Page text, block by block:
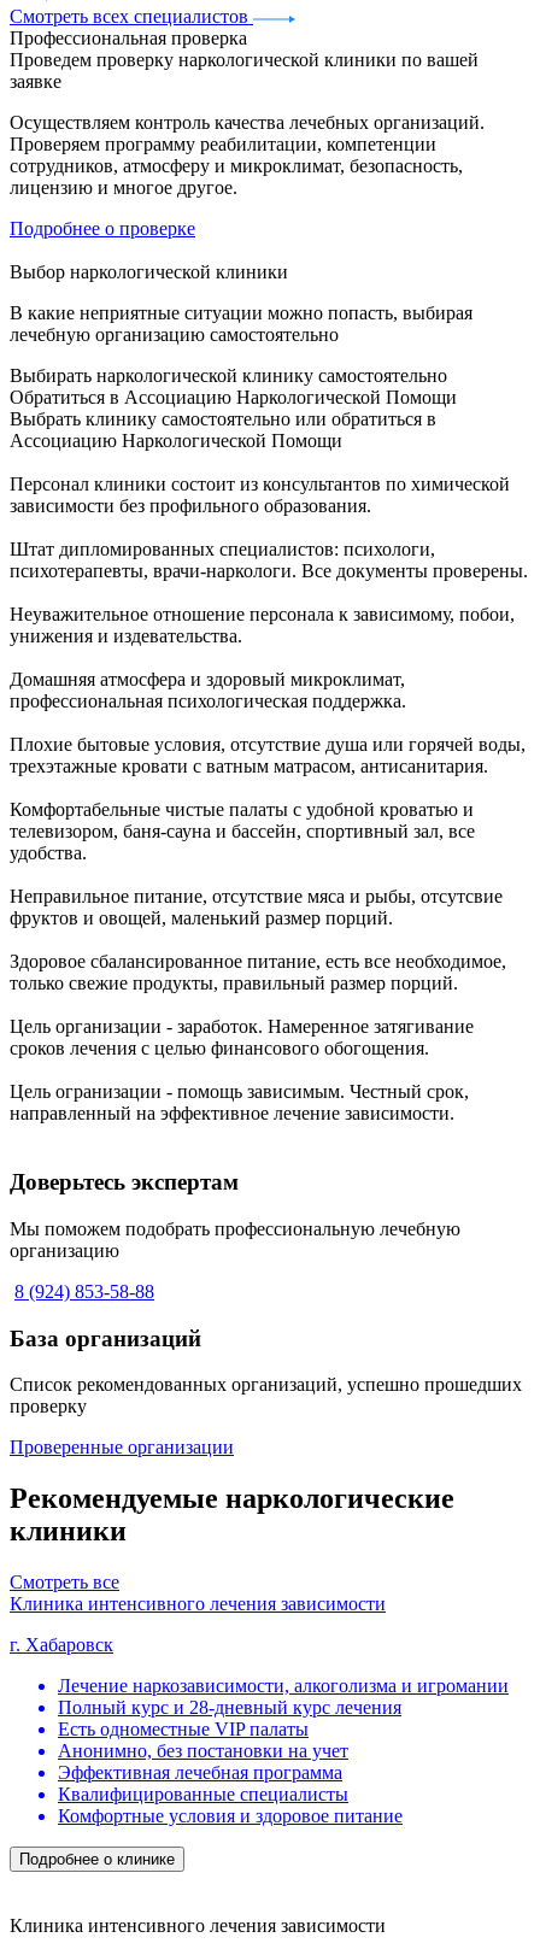
Смотреть всех специалистов
Профессиональная проверка
Проведем проверку наркологической клиники по вашей
заявке
Осуществляем контроль качества лечебных организаций.
Проверяем программу реабилитации, компетенции
сотрудников, атмосферу и микроклимат, безопасность,
лицензию и многое другое.
Подробнее о проверке
Выбор наркологической клиники
В какие неприятные ситуации можно попасть, выбирая
лечебную организацию самостоятельно
Выбирать наркологической клинику самостоятельно
Обратиться в Ассоциацию Наркологической Помощи
Выбрать клинику самостоятельно или обратиться в
Ассоциацию Наркологической Помощи
Персонал клиники состоит из консультантов по химической
зависимости без профильного образования.
Штат дипломированных специалистов: психологи,
психотерапевты, врачи-наркологи. Все документы проверены.
Неуважительное отношение персонала к зависимому, побои,
унижения и издевательства.
Домашняя атмосфера и здоровый микроклимат,
профессиональная психологическая поддержка.
Плохие бытовые условия, отсутствие душа или горячей воды,
трехэтажные кровати с ватным матрасом, антисанитария.
Комфортабельные чистые палаты с удобной кроватью и
телевизором, баня-сауна и бассейн, спортивный зал, все
удобства.
Неправильное питание, отсутствие мяса и рыбы, отсутсвие
фруктов и овощей, маленький размер порций.
Здоровое сбалансированное питание, есть все необходимое,
только свежие продукты, правильный размер порций.
Цель организации - заработок. Намеренное затягивание
сроков лечения с целью финансового обогощения.
Цель огранизации - помощь зависимым. Честный срок,
направленный на эффективное лечение зависимости.
Доверьтесь экспертам
Мы поможем подобрать профессиональную лечебную
организацию
8 (924) 853-58-88
База организаций
Список рекомендованных организаций, успешно прошедших
проверку
Проверенные организации
Рекомендуемые наркологические
клиники
Смотреть все
Клиника интенсивного лечения зависимости
г. Хабаровск
Лечение наркозависимости, алкоголизма и игромании
Полный курс и 28-дневный курс лечения
Есть одноместные VIP палаты
Анонимно, без постановки на учет
Эффективная лечебная программа
Квалифицированные специалисты
Комфортные условия и здоровое питание
Подробнее о клинике
Клиника интенсивного лечения зависимости